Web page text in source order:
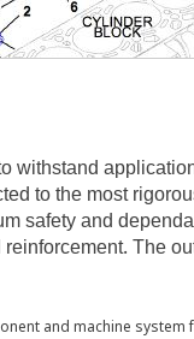
withstand
to the most
safety and
The
and machine system